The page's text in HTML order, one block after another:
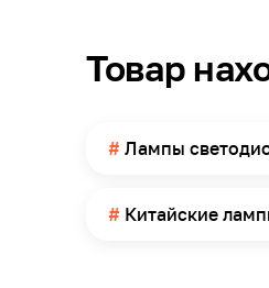
Степень защиты по
Страна производства
Товар
Лампы
Китайские